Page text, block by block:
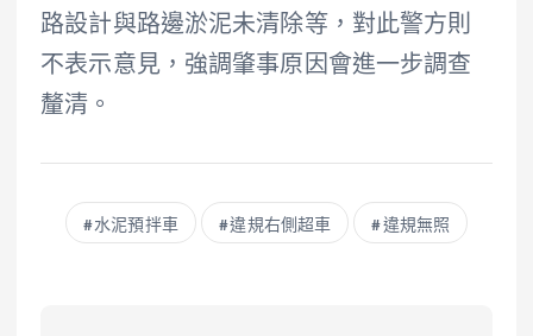
路設計與路邊淤泥未清除等，對此警方則
不表示意見，強調肇事原因會進一步調查
釐清。
水泥預拌車 違規右側超車 違規無照